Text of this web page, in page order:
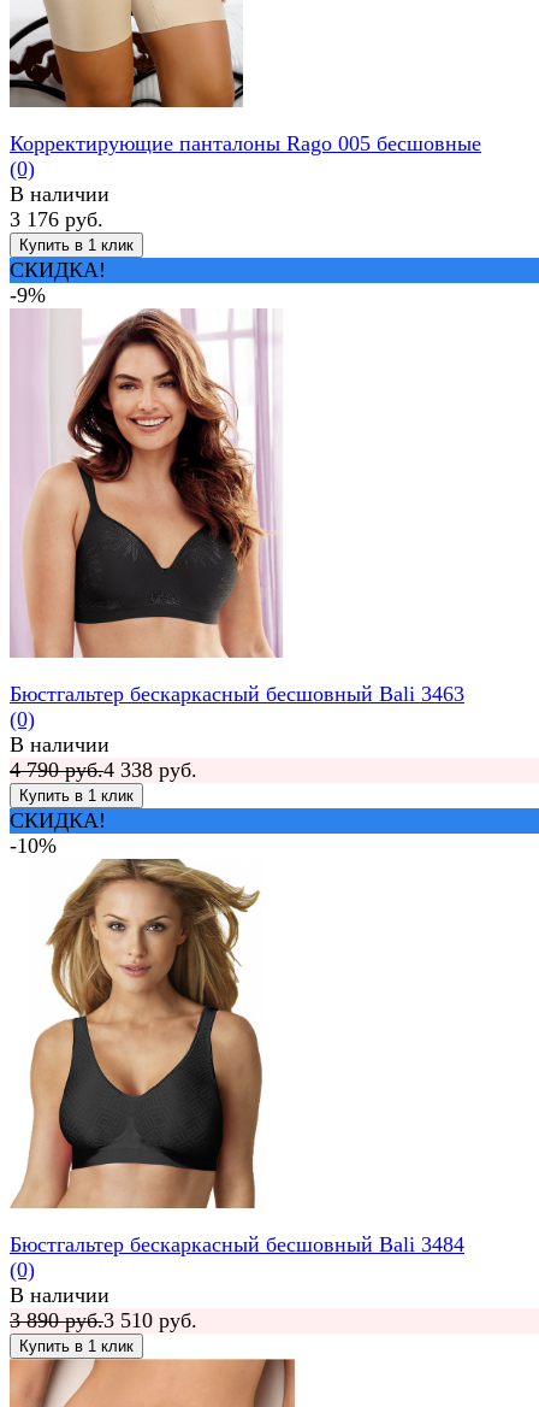
Корректирующие панталоны Rago 005 бесшовные
(0)
В наличии
3 176 руб.
СКИДКА!
-9%
Бюстгальтер бескаркасный бесшовный Bali 3463
(0)
В наличии
4 790 руб.4 338 руб.
СКИДКА!
-10%
Бюстгальтер бескаркасный бесшовный Bali 3484
(0)
В наличии
3 890 руб.3 510 руб.